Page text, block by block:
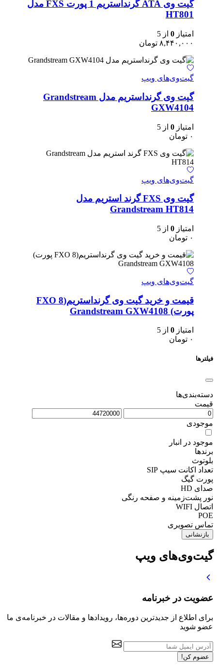
گیت وی ATA گرنداستریم 1 پورت FXS مدل
HT801
امتیاز 0 از 5
۸,۴۴۰,۰۰۰ تومان
گیت‌وی‌های ویپ
گیت وی گرنداستریم مدل Grandstream
GXW4104
امتیاز 0 از 5
۰ تومان
گیت‌وی‌های ویپ
گیت وی FXS گرند استریم مدل
Grandstream HT814
امتیاز 0 از 5
۰ تومان
گیت‌وی‌های ویپ
قیمت و خرید گیت وی گرنداستریم(FXO 8
پورت) Grandstream GXW4108
امتیاز 0 از 5
۰ تومان
فیلترها
دسته‌بندی‌ها
قیمت
موجودی
موجود در انبار
برندها
بلوتوث
تعداد اکانت سیپ SIP
پورت گیگ
صدای HD
نور پشت‌زمینه و صفحه رنگی
اتصال WIFI
POE
تماس تصویری
بازنشانی
گیت‌وی‌های ویپ
عضویت در خبرنامه
برای اطلاع از جدیدترین دوره‌ها، رویدادها و مقالات در خبرنامه‌ی ما
عضو شوید
عضوم کن!